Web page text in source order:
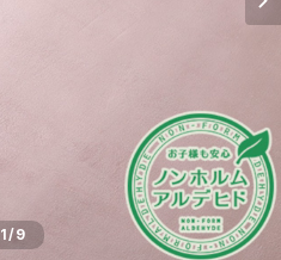
1/9